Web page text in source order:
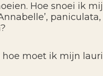
Hoe snoei ik
paniculata,
hoe moet ik mijn